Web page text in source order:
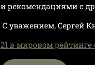
и рекомендациями с
С уважением, Сергей
21 в мировом